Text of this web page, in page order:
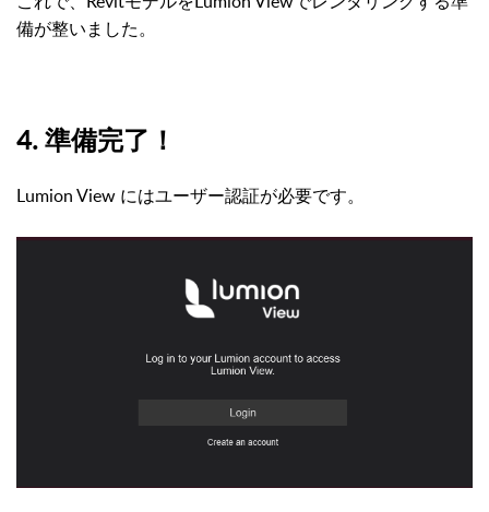
備が整いました。
4. 準備完了！
Lumion View にはユーザー認証が必要です。